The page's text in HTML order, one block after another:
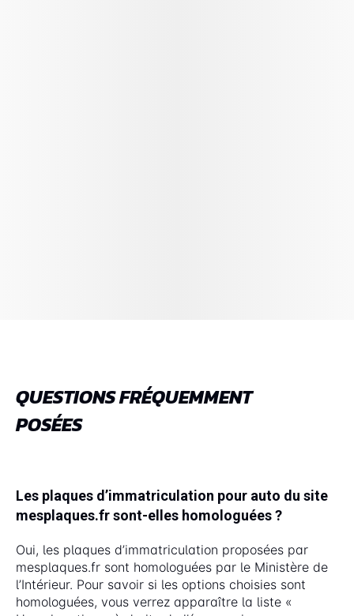
QUESTIONS FRÉQUEMMENT
POSÉES
Les plaques d’immatriculation pour auto du site
mesplaques.fr sont-elles homologuées ?
Oui, les plaques d’immatriculation proposées par
mesplaques.fr sont homologuées par le Ministère de
l’Intérieur. Pour savoir si les options choisies sont
homologuées, vous verrez apparaître la liste «